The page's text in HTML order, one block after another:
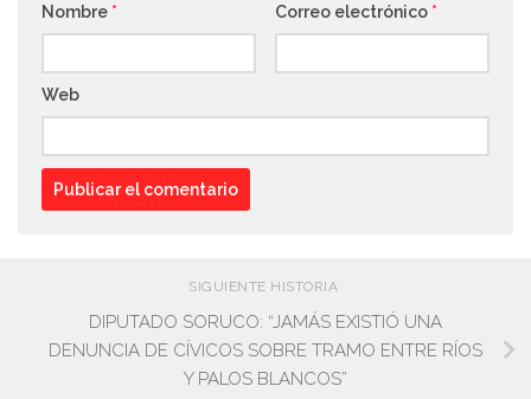
Nombre * Correo electrónico *
Web
SIGUIENTE HISTORIA
DIPUTADO SORUCO: “JAMÁS EXISTIÓ UNA
DENUNCIA DE CÍVICOS SOBRE TRAMO ENTRE RÍOS
Y PALOS BLANCOS”